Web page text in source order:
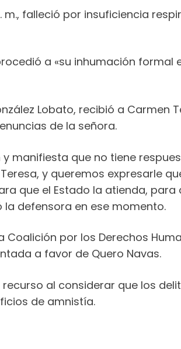
m., falleció por insuficiencia
a «su inhumación formal
Lobato, recibió a Carmen
de la señora.
manifiesta que no tiene
y queremos expresarle
que el Estado la atienda,
defensora en ese momento.
Coalición por los Derechos
a favor de Quero Navas.
al considerar que los
de amnistía.